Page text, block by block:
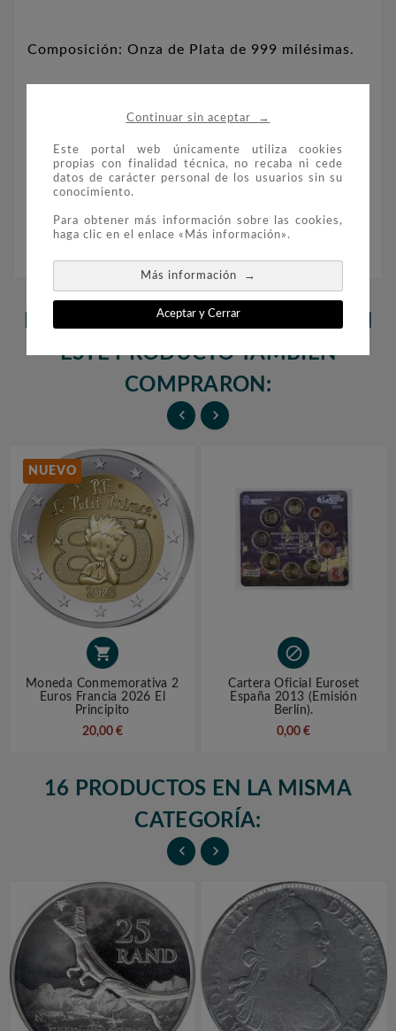
Continuar sin aceptar →
Este portal web únicamente utiliza cookies
propias con finalidad técnica, no recaba ni cede
datos de carácter personal de los usuarios sin su
conocimiento.
Para obtener más información sobre las cookies,
haga clic en el enlace «Más información».
Más información →
Aceptar y Cerrar
Composición: Onza de Plata de 999 milésimas.
Peso: 31,1 gr.
Moneda suelta.
LOS CLIENTES QUE ADQUIRIERON
ESTE PRODUCTO TAMBIÉN
COMPRARON:
 
NUEVO

Moneda Conmemorativa 2
Euros Francia 2026 El
Principito
20,00 €

Cartera Oficial Euroset
España 2013 (Emisión
Berlín).
0,00 €
16 PRODUCTOS EN LA MISMA
CATEGORÍA:
 